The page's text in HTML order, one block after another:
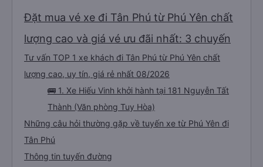
Đặt mua vé xe đi Tân Phú từ Phú Yên chất
lượng cao và giá vé ưu đãi nhất: 3 chuyến
Tư vấn TOP 1 xe khách đi Tân Phú từ Phú Yên chất
lượng cao, uy tín, giá rẻ nhất 08/2026
🚌 1. Xe Hiếu Vinh khởi hành tại 181 Nguyễn Tất
Thành (Văn phòng Tuy Hòa)
Những câu hỏi thường gặp về tuyến xe từ Phú Yên đi
Tân Phú
Thông tin tuyến đường